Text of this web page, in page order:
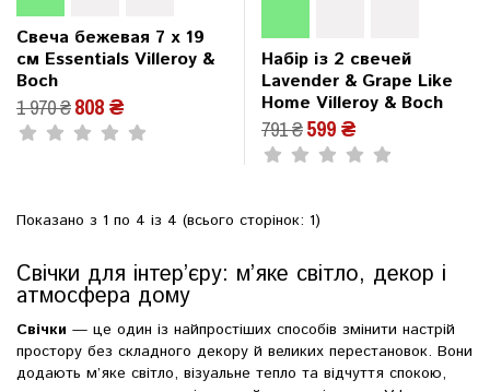
Свеча бежевая 7 x 19
см Essentials Villeroy &
Boch
1 970 ₴808 ₴
Набір із 2 свечей
Lavender & Grape Like
Home Villeroy & Boch
791 ₴599 ₴
Показано з 1 по 4 із 4 (всього сторінок: 1)
Свічки для інтер’єру: м’яке світло, декор і
атмосфера дому
Свічки — це один із найпростіших способів змінити настрій
простору без складного декору й великих перестановок. Вони
додають м’яке світло, візуальне тепло та відчуття спокою,